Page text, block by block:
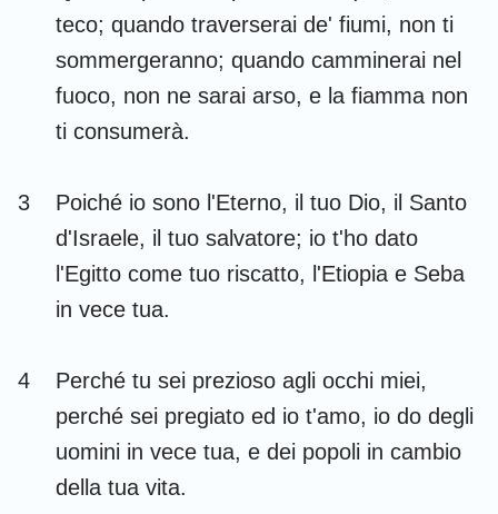
Daniele Osea
Abdia
Habacuc Sofonia
Aggeo Zaccaria
Malachia
teco; quando traverserai de' fiumi, non ti
sommergeranno; quando camminerai nel
fuoco, non ne sarai arso, e la fiamma non
ti consumerà.
3
Poiché io sono l'Eterno, il tuo Dio, il Santo
d'Israele, il tuo salvatore; io t'ho dato
l'Egitto come tuo riscatto, l'Etiopia e Seba
in vece tua.
4
Perché tu sei prezioso agli occhi miei,
perché sei pregiato ed io t'amo, io do degli
uomini in vece tua, e dei popoli in cambio
della tua vita.